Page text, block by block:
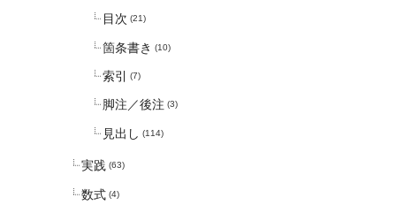
目次 (21)
箇条書き (10)
索引 (7)
脚注／後注 (3)
見出し (114)
実践 (63)
数式 (4)